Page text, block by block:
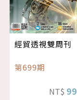
經貿透視雙周刊
第699期
NT$ 99